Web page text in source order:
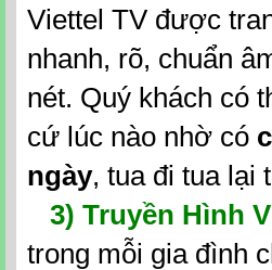
Viettel TV được
nhanh, rõ, chuẩn
nét. Quý khách có
cứ lúc nào nhờ có
ngày, tua đi tua lại
3) Truyền Hình
trong mỗi gia đình